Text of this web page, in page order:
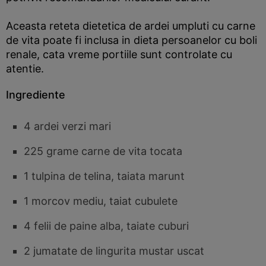
Aceasta reteta dietetica de ardei umpluti cu carne
de vita poate fi inclusa in dieta persoanelor cu boli
renale, cata vreme portiile sunt controlate cu
atentie.
Ingrediente
4 ardei verzi mari
225 grame carne de vita tocata
1 tulpina de telina, taiata marunt
1 morcov mediu, taiat cubulete
4 felii de paine alba, taiate cuburi
2 jumatate de lingurita mustar uscat